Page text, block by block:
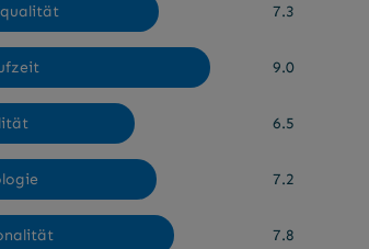
7.3
9.0
6.5
7.2
7.8